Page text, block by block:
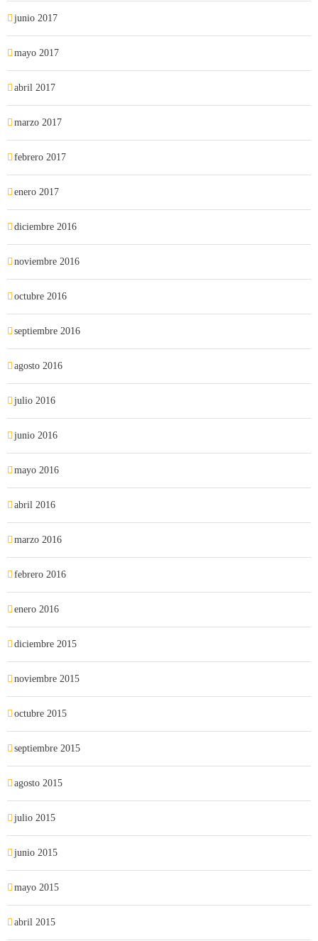
junio 2017
mayo 2017
abril 2017
marzo 2017
febrero 2017
enero 2017
diciembre 2016
noviembre 2016
octubre 2016
septiembre 2016
agosto 2016
julio 2016
junio 2016
mayo 2016
abril 2016
marzo 2016
febrero 2016
enero 2016
diciembre 2015
noviembre 2015
octubre 2015
septiembre 2015
agosto 2015
julio 2015
junio 2015
mayo 2015
abril 2015